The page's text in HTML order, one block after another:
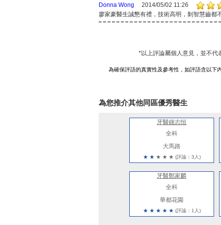
Donna Wong
2014/05/02 11:26
廖家豪醫生誠懇有禮，技術高明，剝智慧齒都
*以上評論屬個人意見，並不代
為確保評語的真實性及參考性，如評語含以下
為您推介其他同區優秀醫生
牙醫鍾志恒
全科
大馬路
★ ★ ★ ★ ★ (評論：3人)
牙醫鄭家麟
全科
華都花園
★ ★ ★ ★ ★ (評論：1人)